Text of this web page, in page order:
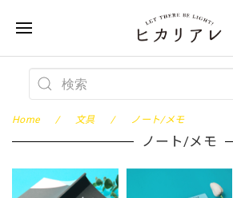
Home 文具 ノート/メモ
ノート/メモ